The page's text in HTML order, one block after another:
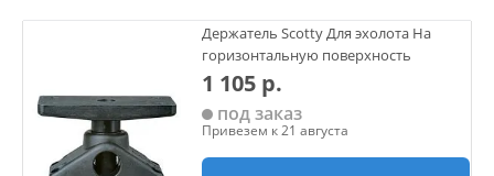
Держатель Scotty Для эхолота На
горизонтальную поверхность
1 105 р.
под заказ
Привезем к 21 августа